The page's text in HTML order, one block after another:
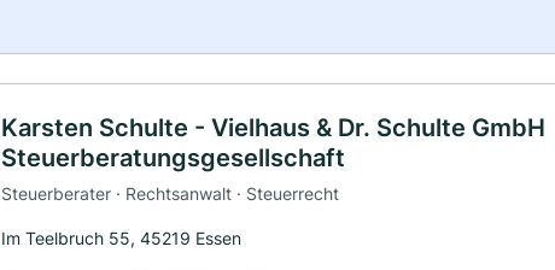
Karsten Schulte - Vielhaus & Dr. Schulte GmbH
Steuerberatungsgesellschaft
Steuerberater · Rechtsanwalt · Steuerrecht
Im Teelbruch 55, 45219 Essen